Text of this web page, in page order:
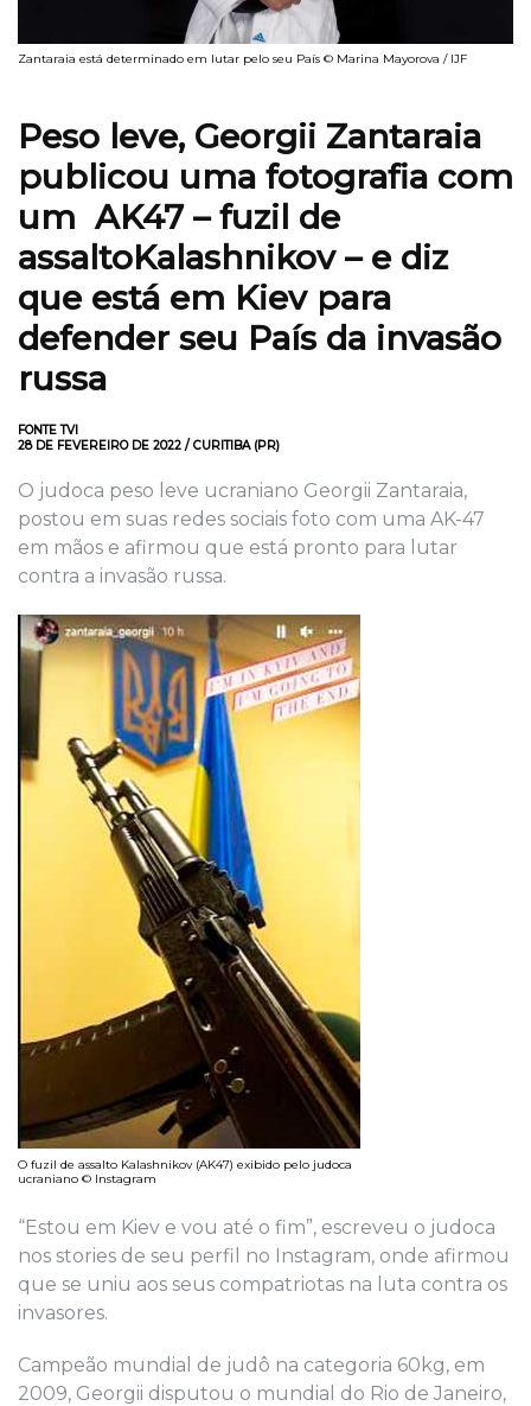
Zantaraia está determinado em lutar pelo seu País © Marina Mayorova / IJF
Peso leve, Georgii Zantaraia
publicou uma fotografia com
um AK47 – fuzil de
assaltoKalashnikov – e diz
que está em Kiev para
defender seu País da invasão
russa
FONTE TVI
28 DE FEVEREIRO DE 2022 / CURITIBA (PR)
O judoca peso leve ucraniano Georgii Zantaraia,
postou em suas redes sociais foto com uma AK-47
em mãos e afirmou que está pronto para lutar
contra a invasão russa.
O fuzil de assalto Kalashnikov (AK47) exibido pelo judoca
ucraniano © Instagram
“Estou em Kiev e vou até o fim”, escreveu o judoca
nos stories de seu perfil no Instagram, onde afirmou
que se uniu aos seus compatriotas na luta contra os
invasores.
Campeão mundial de judô na categoria 60kg, em
2009, Georgii disputou o mundial do Rio de Janeiro,